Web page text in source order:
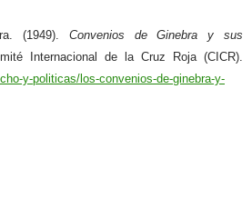
(1949). Convenios de Ginebra y sus
Internacional de la Cruz Roja (CICR).
y-politicas/los-convenios-de-ginebra-y-